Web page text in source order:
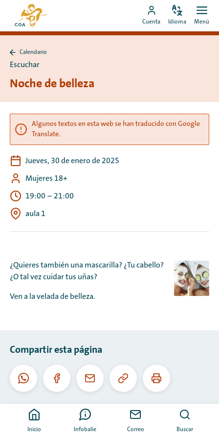
directamente
al la
de
inicio
de
Ir
a
Cuenta
Configura
idioma
Idioma Menú
Inicio Infobalie Correo Buscar
a
Calendario
Escuchar
Noche de belleza
Algunos textos en esta web se han traducido con Google
Translate.
Jueves, 30 de enero de 2025
Mujeres 18+
19:00 – 21:00
aula 1
¿Quieres también una mascarilla? ¿Tu cabello?
¿O tal vez cuidar tus uñas?
Ven a la velada de belleza.
Compartir esta página
WhatsAppFacebookCorreo
Copiar
esta
Imprimir
esta